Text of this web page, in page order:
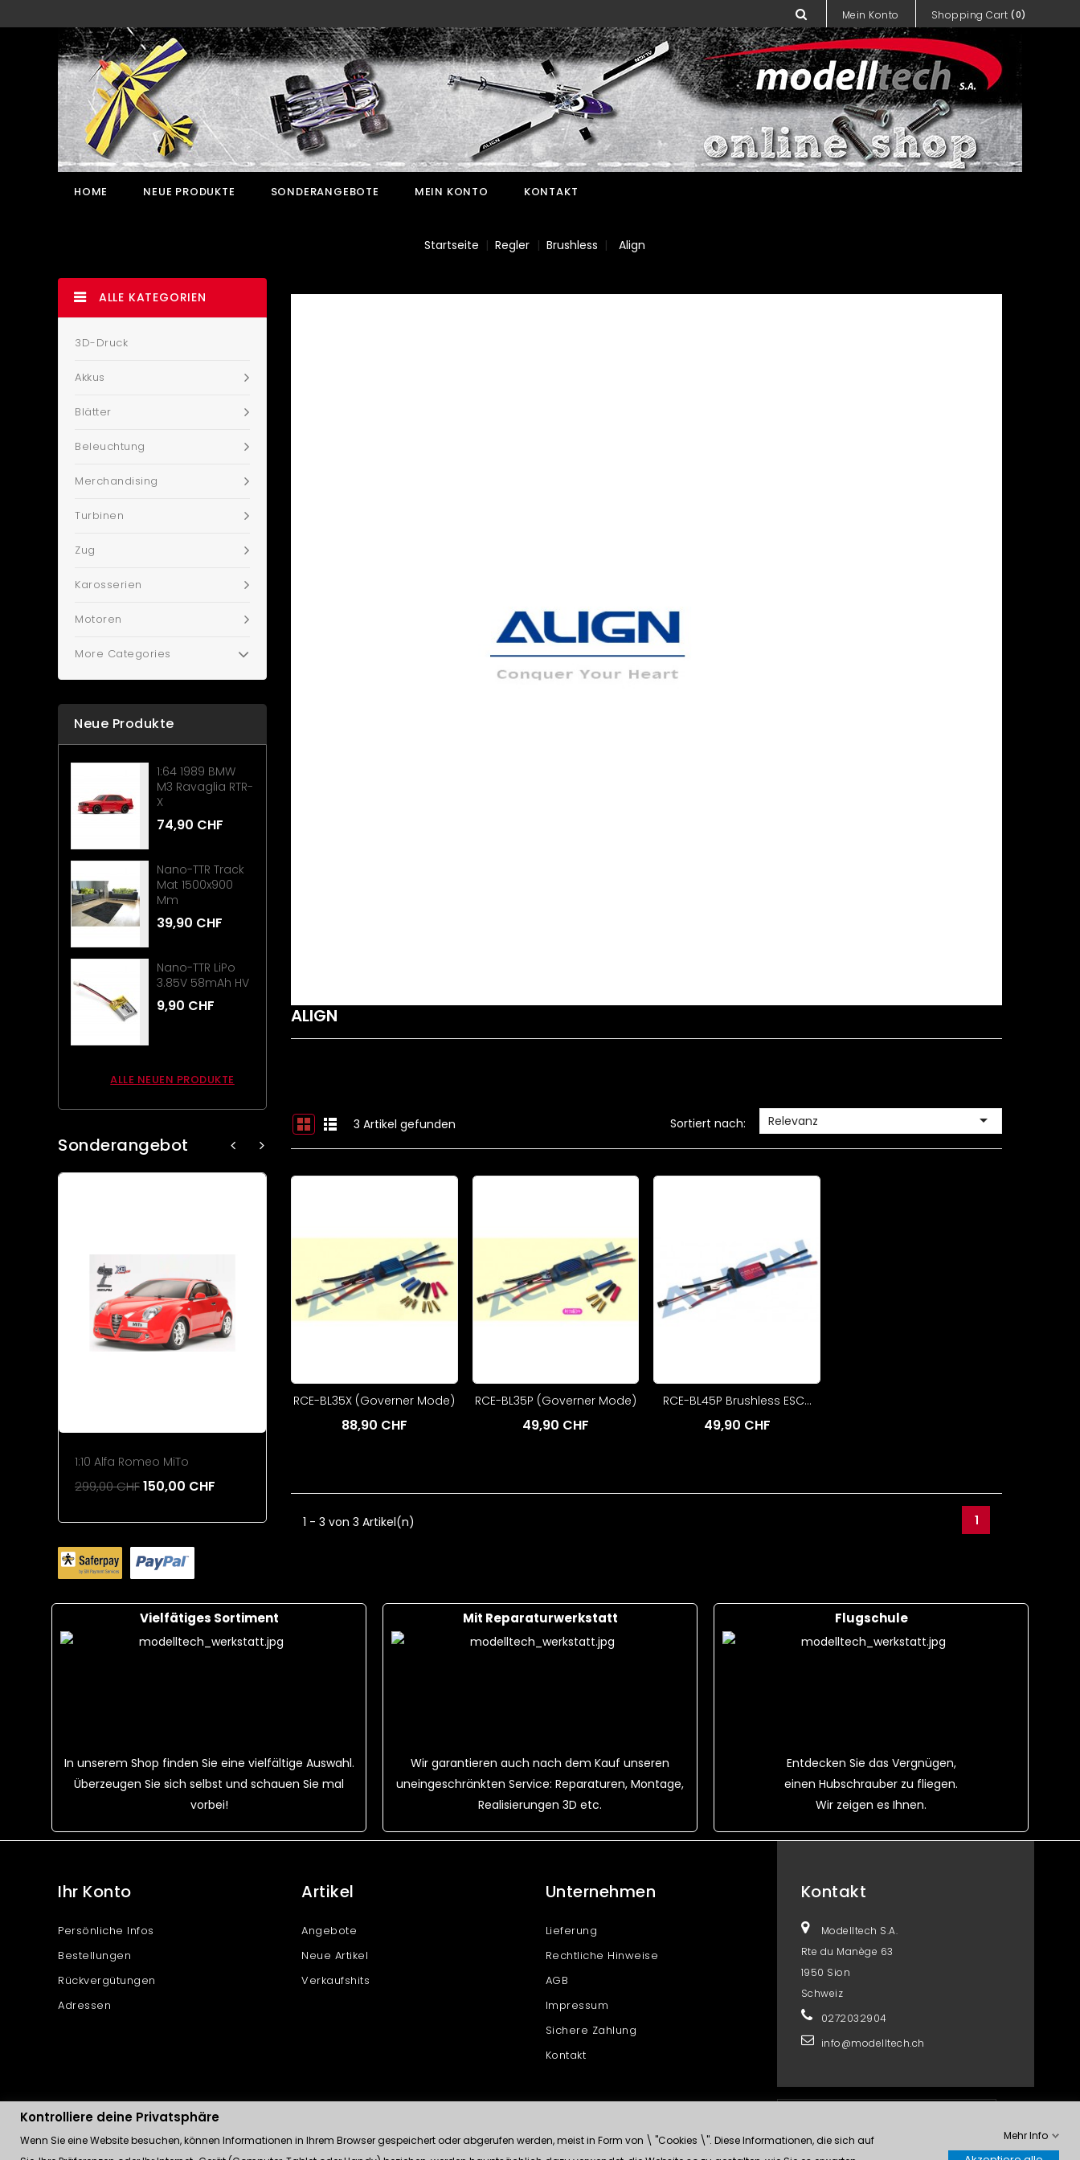
Shopping Cart (0)
Mein Konto
HOME NEUE PRODUKTE SONDERANGEBOTE MEIN KONTO KONTAKT
Startseite Regler Brushless Align
ALLE KATEGORIEN
3D-Druck
Akkus
Blätter
Beleuchtung
Merchandising
Turbinen
Zug
Karosserien
Motoren
More Categories
Neue Produkte
1:64 1989 BMW
M3 Ravaglia RTR-
X
74,90 CHF
Nano-TTR Track
Mat 1500x900
Mm
39,90 CHF
Nano-TTR LiPo
3.85V 58mAh HV
9,90 CHF
ALLE NEUEN PRODUKTE
Sonderangebot
1:10 Alfa Romeo MiTo
299,00 CHF150,00 CHF
ALIGN
3 Artikel gefunden Sortiert nach: Relevanz 
RCE-BL35X (Governer Mode)
88,90 CHF
RCE-BL35P (Governer Mode)
49,90 CHF
RCE-BL45P Brushless ESC...
49,90 CHF
1 - 3 von 3 Artikel(n) 1
Vielfätiges Sortiment
In unserem Shop finden Sie eine vielfältige Auswahl.
Überzeugen Sie sich selbst und schauen Sie mal
vorbei!
Mit Reparaturwerkstatt
Wir garantieren auch nach dem Kauf unseren
uneingeschränkten Service: Reparaturen, Montage,
Realisierungen 3D etc.
Flugschule
Entdecken Sie das Vergnügen,
einen Hubschrauber zu fliegen.
Wir zeigen es Ihnen.
Ihr Konto
Persönliche Infos
Bestellungen
Rückvergütungen
Adressen
Artikel
Angebote
Neue Artikel
Verkaufshits
Unternehmen
Lieferung
Rechtliche Hinweise
AGB
Impressum
Sichere Zahlung
Kontakt
Kontakt
Modelltech S.A.
Rte du Manège 63
1950 Sion
Schweiz
0272032904
info@modelltech.ch
Kontrolliere deine Privatsphäre
Wenn Sie eine Website besuchen, können Informationen in Ihrem Browser gespeichert oder abgerufen werden, meist in Form von \ "Cookies \". Diese Informationen, die sich auf
Mehr Info